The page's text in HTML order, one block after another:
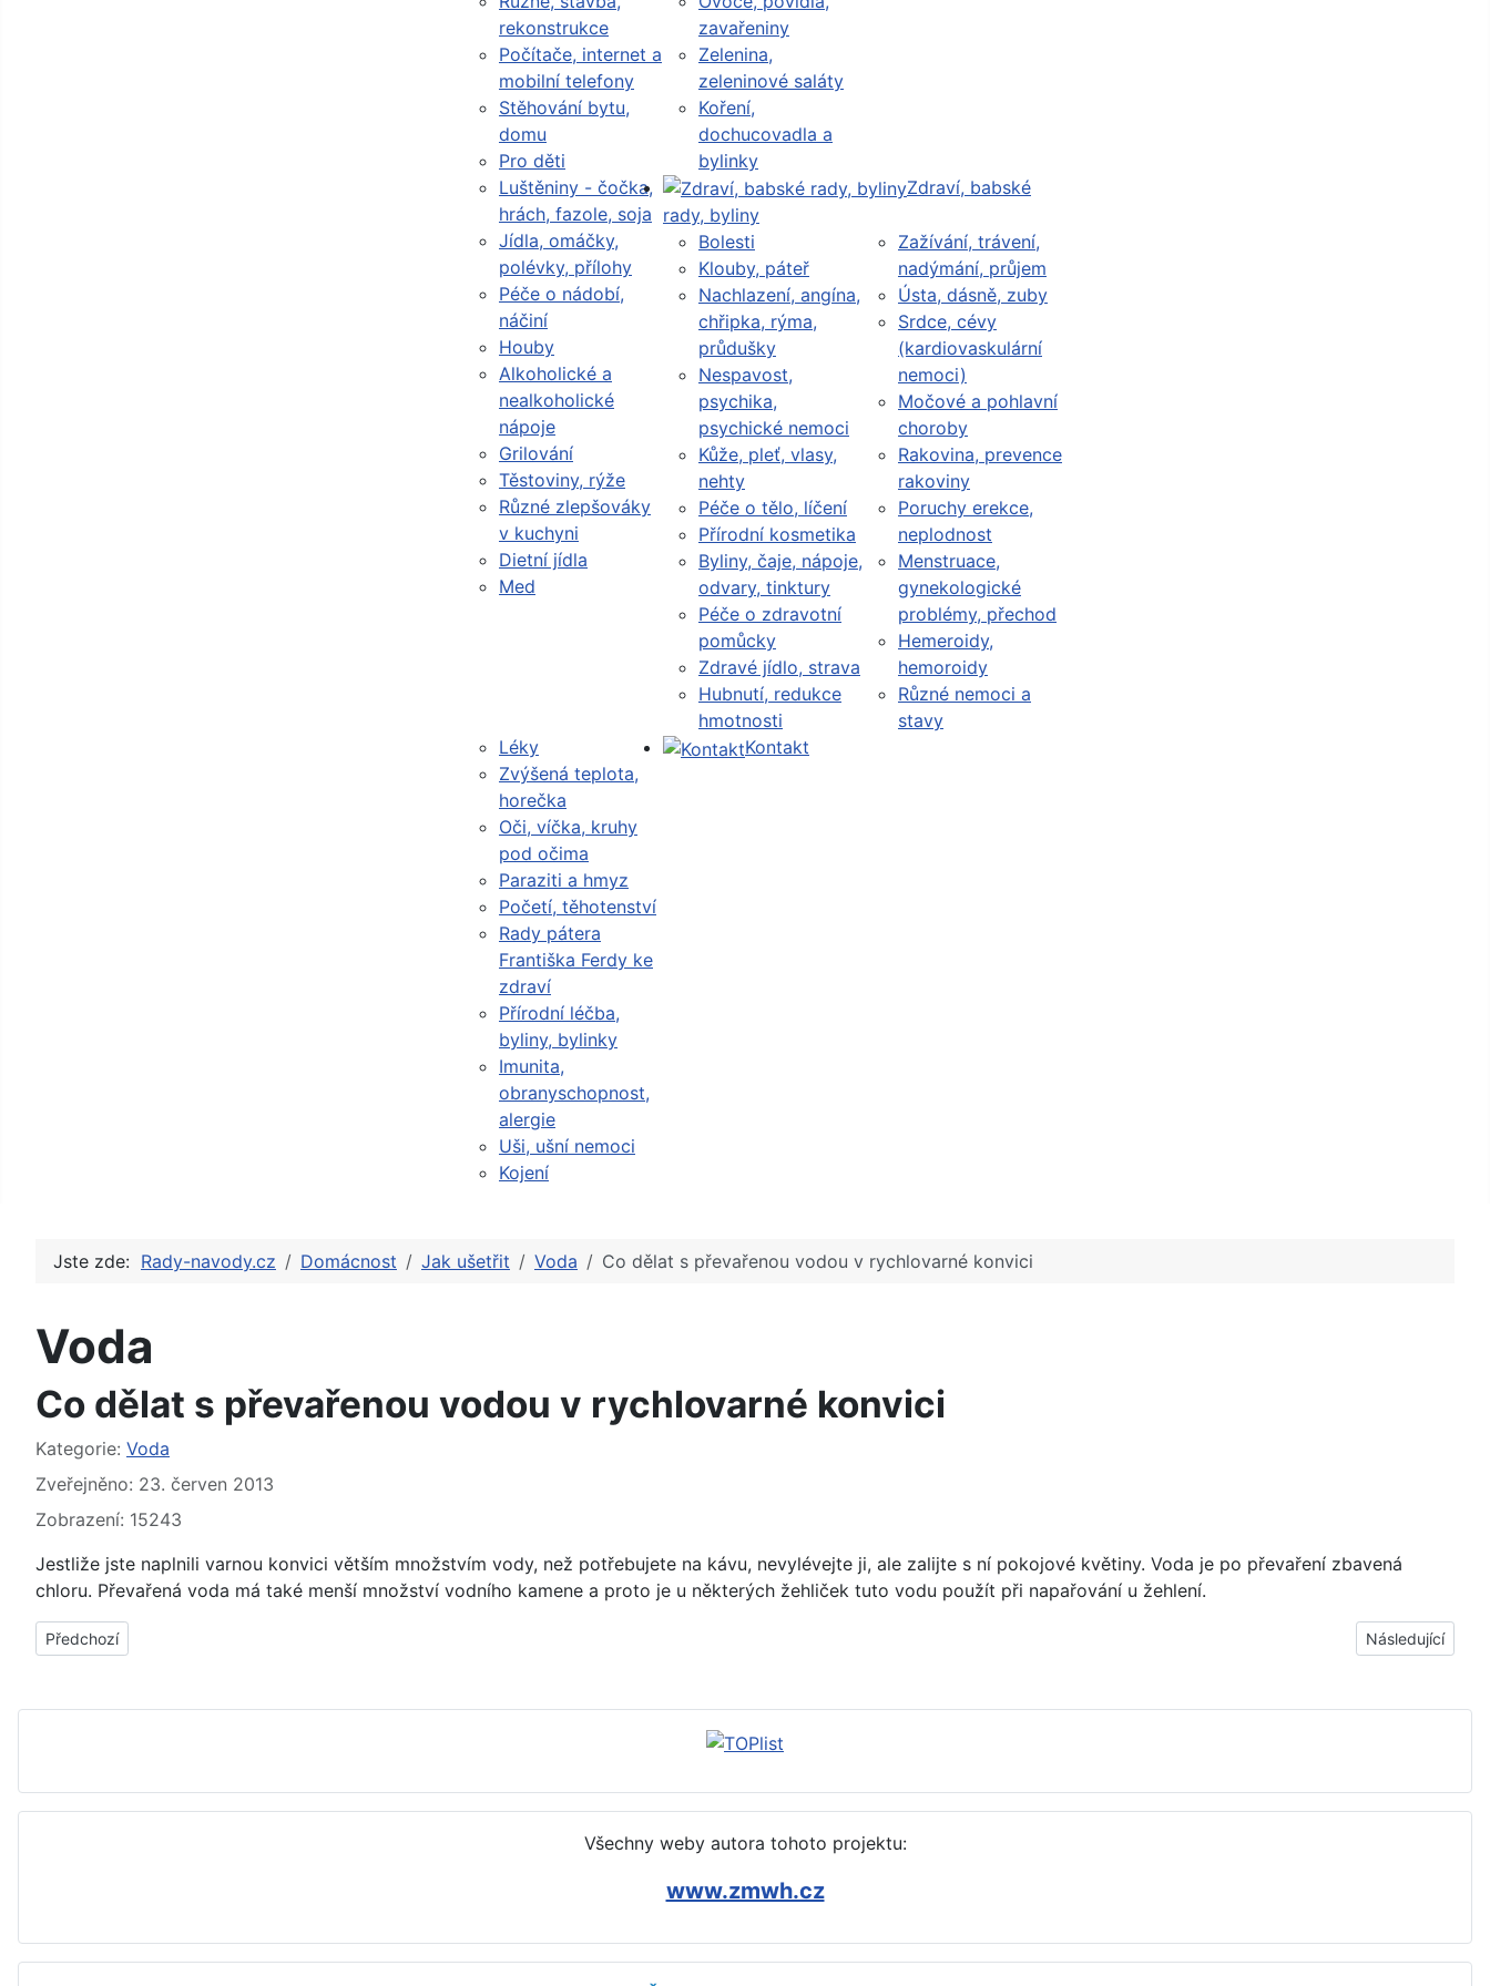
rekonstrukce
Počítače, internet a
mobilní telefony
Stěhování bytu,
domu
Pro děti
zavařeniny
Zelenina,
zeleninové saláty
Koření,
dochucovadla a
bylinky
Luštěniny - čočka,
hrách, fazole, soja
Jídla, omáčky,
polévky, přílohy
Péče o nádobí,
náčiní
Houby
Alkoholické a
nealkoholické
nápoje
Grilování
Těstoviny, rýže
Různé zlepšováky
v kuchyni
Dietní jídla
Med
Zdraví, babské
rady, byliny
Bolesti
Klouby, páteř
Nachlazení, angína,
chřipka, rýma,
průdušky
Nespavost,
psychika,
psychické nemoci
Kůže, pleť, vlasy,
nehty
Péče o tělo, líčení
Přírodní kosmetika
Byliny, čaje, nápoje,
odvary, tinktury
Péče o zdravotní
pomůcky
Zdravé jídlo, strava
Hubnutí, redukce
hmotnosti
Zažívání, trávení,
nadýmání, průjem
Ústa, dásně, zuby
Srdce, cévy
(kardiovaskulární
nemoci)
Močové a pohlavní
choroby
Rakovina, prevence
rakoviny
Poruchy erekce,
neplodnost
Menstruace,
gynekologické
problémy, přechod
Hemeroidy,
hemoroidy
Různé nemoci a
stavy
Léky
Zvýšená teplota,
horečka
Oči, víčka, kruhy
pod očima
Paraziti a hmyz
Početí, těhotenství
Rady pátera
Františka Ferdy ke
zdraví
Přírodní léčba,
byliny, bylinky
Imunita,
obranyschopnost,
alergie
Uši, ušní nemoci
Kojení
Kontakt
Jste zde: Rady-navody.cz Domácnost Jak ušetřit Voda Co dělat s převařenou vodou v rychlovarné konvici
Voda
Co dělat s převařenou vodou v rychlovarné konvici
Základní údaje
Kategorie: Voda
Zveřejněno: 23. červen 2013
Zobrazení: 15243
Jestliže jste naplnili varnou konvici větším množstvím vody, než potřebujete na kávu, nevylévejte ji, ale zalijte s ní pokojové květiny. Voda je po převaření zbavená
chloru. Převařená voda má také menší množství vodního kamene a proto je u některých žehliček tuto vodu použít při napařování u žehlení.
Předchozí článek: Jak ušetřti peníze za vodu díky používání myčky na nádobí - spotřeba vody
Předchozí Další článek:
Následující
Všechny weby autora tohoto projektu:
www.zmwh.cz